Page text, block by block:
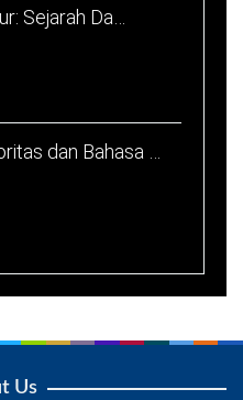
Sejarah Da…
dan Bahasa …
Us